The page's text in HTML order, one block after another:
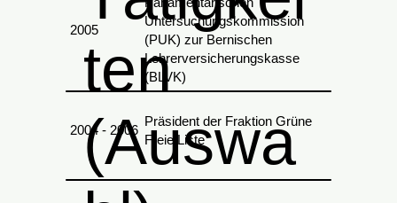
ten
(Auswa
Untersuchungskommission
(PUK) zur Bernischen
Lehrerversicherungskasse
(BLVK)
2005
Präsident der Fraktion Grüne
Freie Liste
2004 - 2006